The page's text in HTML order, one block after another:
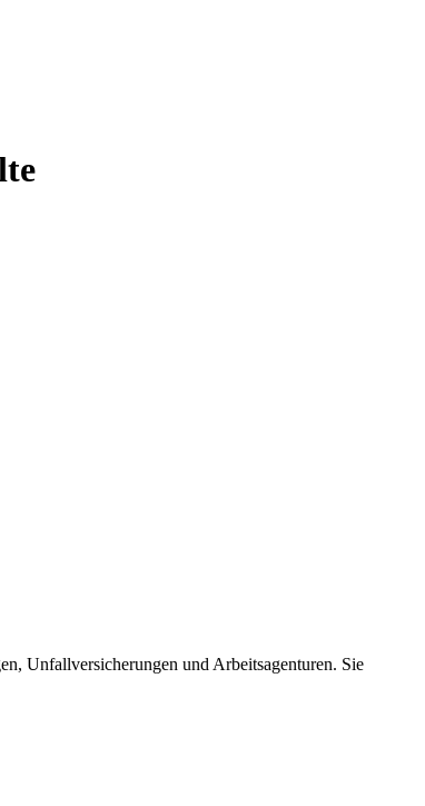
Unfallversicherungen und Arbeitsagenturen. Sie